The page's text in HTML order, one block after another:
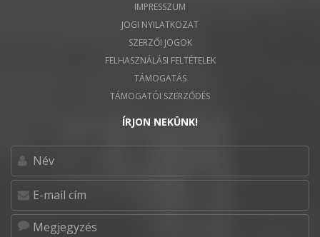
IMPRESSZUM
JOGI NYILATKOZAT
SZERZŐI JOGOK
FELHASZNÁLÁSI FELTÉTELEK
TÁMOGATÁS
TÁMOGATÓI SZERZŐDÉS
ÍRJON NEKÜNK!